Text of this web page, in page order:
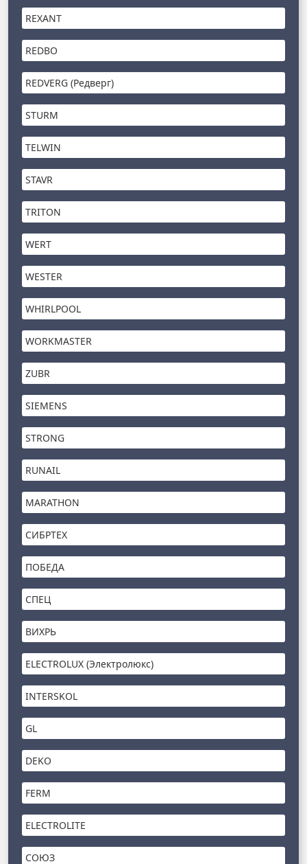
REXANT
REDBO
REDVERG (Редверг)
STURM
TELWIN
STAVR
TRITON
WERT
WESTER
WHIRLPOOL
WORKMASTER
ZUBR
SIEMENS
STRONG
RUNAIL
MARATHON
СИБРТЕХ
ПОБЕДА
СПЕЦ
ВИХРЬ
ELECTROLUX (Электролюкс)
INTERSKOL
GL
DEKO
FERM
ELECTROLITE
СОЮЗ